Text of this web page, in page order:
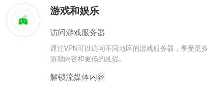
游戏和娱乐
访问游戏服务器
通过VPN可以访问不同地区的游戏服务器，享受更多
游戏内容和更低的延迟。
解锁流媒体内容